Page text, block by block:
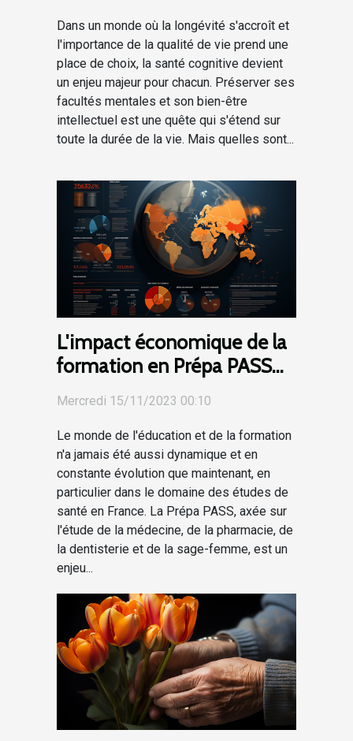
Dans un monde où la longévité s'accroît et
l'importance de la qualité de vie prend une
place de choix, la santé cognitive devient
un enjeu majeur pour chacun. Préserver ses
facultés mentales et son bien-être
intellectuel est une quête qui s'étend sur
toute la durée de la vie. Mais quelles sont...
L'impact économique de la
formation en Prépa PASS
Mercredi 15/11/2023 00:10
Le monde de l'éducation et de la formation
n'a jamais été aussi dynamique et en
constante évolution que maintenant, en
particulier dans le domaine des études de
santé en France. La Prépa PASS, axée sur
l'étude de la médecine, de la pharmacie, de
la dentisterie et de la sage-femme, est un
enjeu...